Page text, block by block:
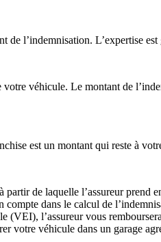
de l’indemnisation. L’expertise
véhicule. Le montant de
est un montant qui reste à
de laquelle l’assureur prend
compte dans le calcul de
(VEI), l’assureur vous
votre véhicule dans un garage